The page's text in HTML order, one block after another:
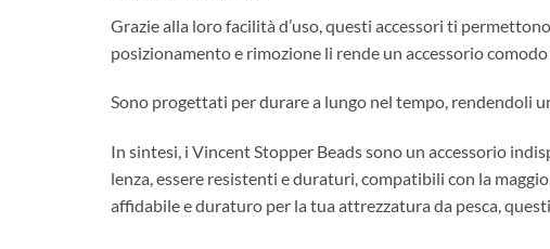
Grazie alla loro facilità d’uso, questi accessori ti
posizionamento e rimozione li rende un accessorio
Sono progettati per durare a lungo nel tempo, rendendoli
In sintesi, i Vincent Stopper Beads sono un accessorio
lenza, essere resistenti e duraturi, compatibili con la
affidabile e duraturo per la tua attrezzatura da pesca,